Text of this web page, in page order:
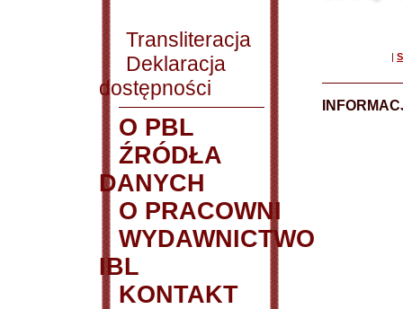
Transliteracja
Deklaracja
dostępności
O PBL
ŹRÓDŁA
DANYCH
O PRACOWNI
WYDAWNICTWO
IBL
KONTAKT
|